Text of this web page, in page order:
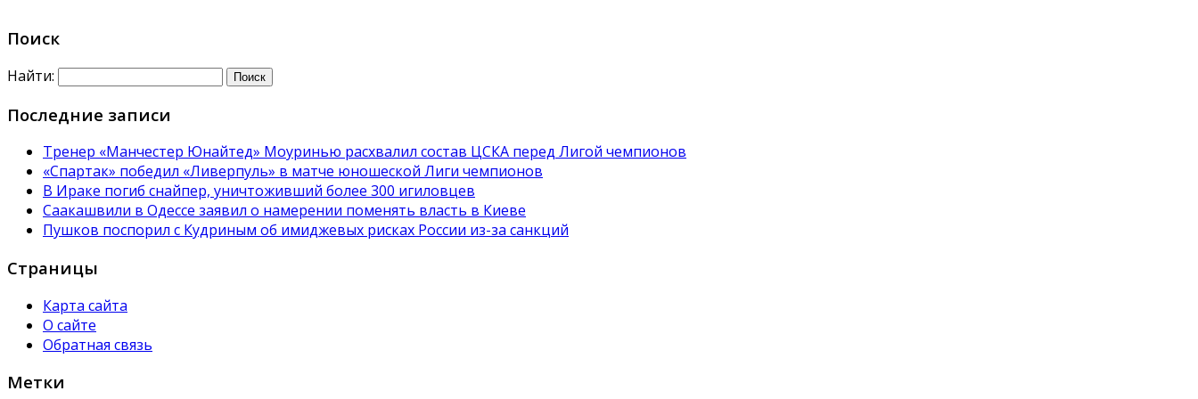
Поиск
Найти:
Последние записи
Тренер «Манчестер Юнайтед» Моуринью расхвалил состав ЦСКА перед Лигой чемпионов
«Спартак» победил «Ливерпуль» в матче юношеской Лиги чемпионов
В Ираке погиб снайпер, уничтоживший более 300 игиловцев
Саакашвили в Одессе заявил о намерении поменять власть в Киеве
Пушков поспорил с Кудриным об имиджевых рисках России из-за санкций
Страницы
Карта сайта
О сайте
Обратная связь
Метки